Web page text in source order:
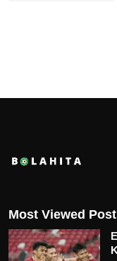
Most Viewed